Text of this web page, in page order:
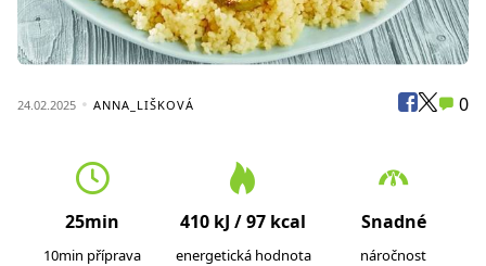
24.02.2025 ANNA_LIŠKOVÁ 0
25min
10min příprava
410 kJ / 97 kcal
energetická hodnota
Snadné
náročnost